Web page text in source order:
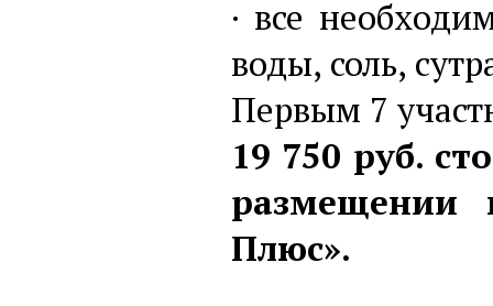
· все
воды, соль,
Первым 7
19 750 руб.
размещении
Плюс».